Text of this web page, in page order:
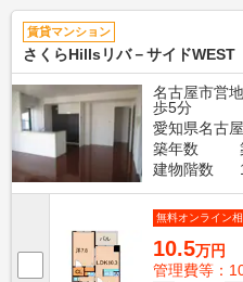
賃貸マンション
さくらHillsリバ－サイドWEST
名古屋市営
歩5分
愛知県名古
築年数
建物階数
無料オンライン
10.5万円
管理費等：